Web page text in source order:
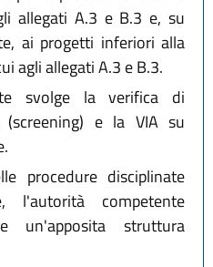
allegati A.3 e B.3 e, su
ai progetti inferiori alla
agli allegati A.3 e B.3.
svolge la verifica di
(screening) e la VIA su
procedure disciplinate
l'autorità competente
un'apposita struttura